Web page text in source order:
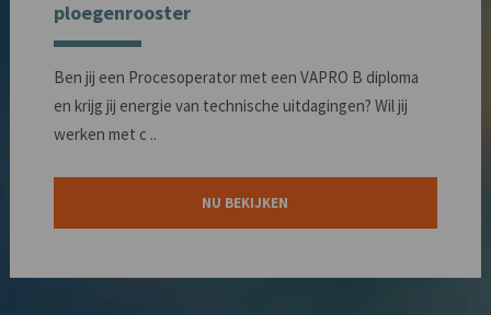
ploegenrooster
Ben jij een Procesoperator met een VAPRO B diploma
en krijg jij energie van technische uitdagingen? Wil jij
werken met c ..
NU BEKIJKEN